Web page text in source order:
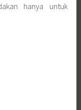
hanya untuk